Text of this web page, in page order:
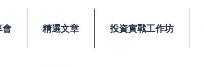
會 精選文章 投資實戰工作坊